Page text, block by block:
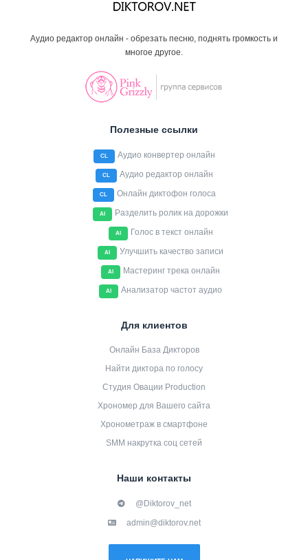
Аудио редактор онлайн - обрезать песню, поднять громкость и
многое другое.
Полезные ссылки
CL Аудио конвертер онлайн
CL Аудио редактор онлайн
CL Онлайн диктофон голоса
AI Разделить ролик на дорожки
AI Голос в текст онлайн
AI Улучшить качество записи
AI Мастеринг трека онлайн
AI Анализатор частот аудио
Для клиентов
Онлайн База Дикторов
Найти диктора по голосу
Студия Овации Production
Хрономер для Вашего сайта
Хронометраж в смартфоне
SMM накрутка соц сетей
Наши контакты
@Diktorov_net
admin@diktorov.net